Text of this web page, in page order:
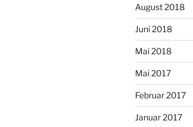
August 2018
Juni 2018
Mai 2018
Mai 2017
Februar 2017
Januar 2017